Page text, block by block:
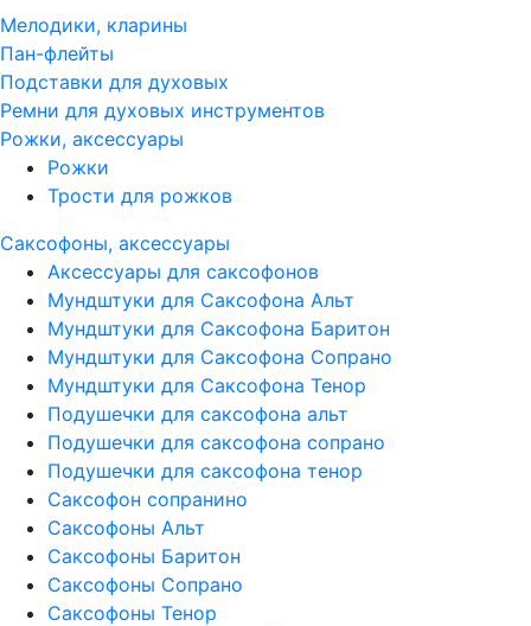
Мелодики, кларины
Пан-флейты
Подставки для духовых
Ремни для духовых инструментов
Рожки, аксессуары
Рожки
Трости для рожков
Саксофоны, аксессуары
Аксессуары для саксофонов
Мундштуки для Саксофона Альт
Мундштуки для Саксофона Баритон
Мундштуки для Саксофона Сопрано
Мундштуки для Саксофона Тенор
Подушечки для саксофона альт
Подушечки для саксофона сопрано
Подушечки для саксофона тенор
Саксофон сопранино
Саксофоны Альт
Саксофоны Баритон
Саксофоны Сопрано
Саксофоны Тенор